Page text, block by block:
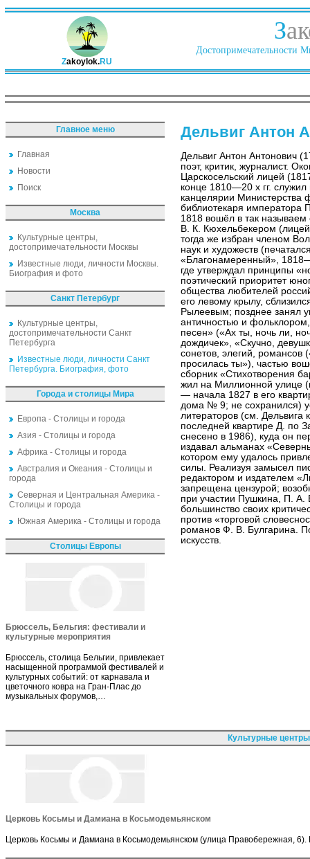
Zakoylok.RU
З
Достопримечательности
Главное меню
Главная
Новости
Поиск
Москва
Культурные центры,
достопримечательности Москвы
Известные люди, личности Москвы.
Биография и фото
Санкт Петербург
Культурные центры,
достопримечательности Санкт
Петербурга
Известные люди, личности Санкт
Петербурга. Биография, фото
Города и столицы Мира
Европа - Столицы и города
Азия - Столицы и города
Африка - Столицы и города
Австралия и Океания - Столицы и
города
Северная и Центральная Америка -
Столицы и города
Южная Америка - Столицы и города
Столицы Европы
Брюссель, Бельгия: фестивали и
культурные мероприятия
Брюссель, столица Бельгии, привлекает
насыщенной программой фестивалей и
культурных событий: от карнавала и
цветочного ковра на Гран-Плас до
музыкальных форумов,…
Дельвиг Антон
Дельвиг Антон Антонович
поэт, критик, журналист.
Царскосельский лицей
конце 1810—20 х гг.
канцелярии
библиотекаря императора
1818 вошёл в так
В. К. Кюхельбекером
тогда же избран членом
наук и художеств
«Благонамеренный»,
где утверждал принципы
поэтический приоритет
общества любителей
его левому крылу,
Рылеевым; позднее занял
античностью и
песен» («Ах ты, ночь ли,
дождичек», «Скучно,
сонетов, элегий, романсов
просилась ты»), частью
сборник «Стихотворения
жил на Миллионной улице
— начала 1827 в его
дома № 9; не сохранился)
литераторов (см. Дельвига
последней квартире Д. по
снесено в 1986), куда он
издавал альманах
котором ему удалось
силы. Реализуя замысел
редактором и издателем
запрещена цензурой;
при участии Пушкина, П. А.
большинство своих
против «торговой
романов Ф. В. Булгарина.
искусств.
Культурные
Церковь Косьмы и Дамиана в Косьмодемьянском
Церковь Косьмы и Дамиана в Косьмодемьянском (улица Правобережная,